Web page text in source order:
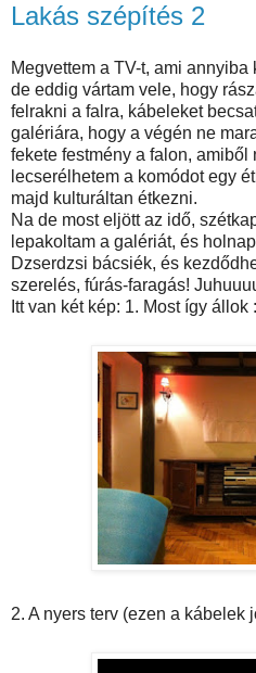
Lakás szépítés 2
Megvettem a TV-t, ami
de eddig vártam vele, hogy
felrakni a falra, kábeleket
galériára, hogy a végén ne
fekete festmény a falon, amiből
lecserélhetem a komódot egy
majd kulturáltan étkezni.
Na de most eljött az idő,
lepakoltam a galériát, és
Dzserdzsi bácsiék, és
szerelés, fúrás-faragás!
Itt van két kép: 1. Most így állok
2. A nyers terv (ezen a kábelek